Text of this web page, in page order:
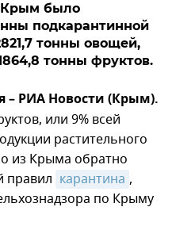
Крым было
подкарантинной
тонны овощей,
тонны фруктов.
– РИА Новости (Крым).
или 9% всей
растительного
из Крыма обратно
правил карантина ,
по Крыму